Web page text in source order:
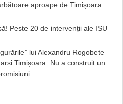
aproape de Timişoara.
Peste 20 de intervenții ale ISU
lui Alexandru Rogobete
Timișoara: Nu a construit un